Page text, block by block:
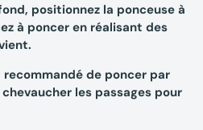
, positionnez la ponceuse à
à poncer en réalisant des
recommandé de poncer par
les passages pour